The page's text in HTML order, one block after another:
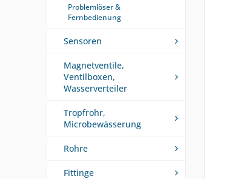
Problemlöser &
Fernbedienung
Sensoren
Magnetventile,
Ventilboxen,
Wasserverteiler
Tropfrohr,
Microbewässerung
Rohre
Fittinge